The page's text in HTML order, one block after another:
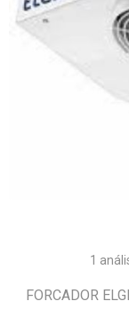
1
FORCADOR